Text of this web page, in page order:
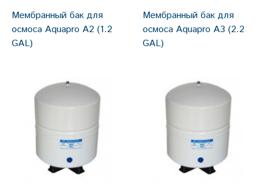
Мембранный бак для
осмоса Aquapro A2 (1.2
GAL)
Мембранный бак для
осмоса Aquapro A3 (2.2
GAL)